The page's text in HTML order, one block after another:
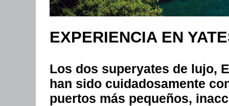
EXPERIENCIA EN
Los dos superyates de lujo,
han sido cuidadosamente
puertos más pequeños,